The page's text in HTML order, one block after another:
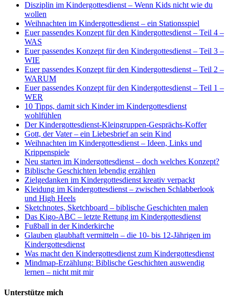
Disziplin im Kindergottesdienst – Wenn Kids nicht wie du
wollen
Weihnachten im Kindergottesdienst – ein Stationsspiel
Euer passendes Konzept für den Kindergottesdienst – Teil 4 –
WAS
Euer passendes Konzept für den Kindergottesdienst – Teil 3 –
WIE
Euer passendes Konzept für den Kindergottesdienst – Teil 2 –
WARUM
Euer passendes Konzept für den Kindergottesdienst – Teil 1 –
WER
10 Tipps, damit sich Kinder im Kindergottesdienst
wohlfühlen
Der Kindergottesdienst-Kleingruppen-Gesprächs-Koffer
Gott, der Vater – ein Liebesbrief an sein Kind
Weihnachten im Kindergottesdienst – Ideen, Links und
Krippenspiele
Neu starten im Kindergottesdienst – doch welches Konzept?
Biblische Geschichten lebendig erzählen
Zielgedanken im Kindergottesdienst kreativ verpackt
Kleidung im Kindergottesdienst – zwischen Schlabberlook
und High Heels
Sketchnotes, Sketchboard – biblische Geschichten malen
Das Kigo-ABC – letzte Rettung im Kindergottesdienst
Fußball in der Kinderkirche
Glauben glaubhaft vermitteln – die 10- bis 12-Jährigen im
Kindergottesdienst
Was macht den Kindergottesdienst zum Kindergottesdienst
Mindmap-Erzählung: Biblische Geschichten auswendig
lernen – nicht mit mir
Unterstütze mich